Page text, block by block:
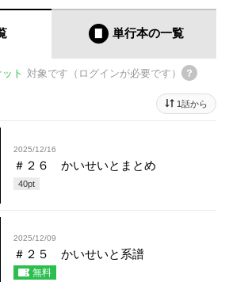
単行本の一覧
ト 対象です（ログインが必要です）
1話から
2025/12/16
＃２６ かいせいとまとめ
40pt
2025/12/09
＃２５ かいせいと系譜
無料